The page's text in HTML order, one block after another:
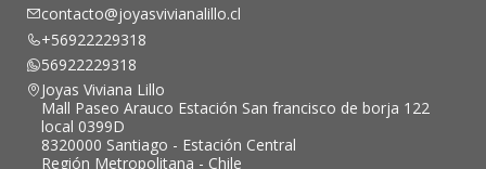
contacto@joyasvivianalillo.cl
+56922229318
56922229318
Joyas Viviana Lillo
Mall Paseo Arauco Estación San francisco de borja 122
local 0399D
8320000 Santiago - Estación Central
Región Metropolitana - Chile